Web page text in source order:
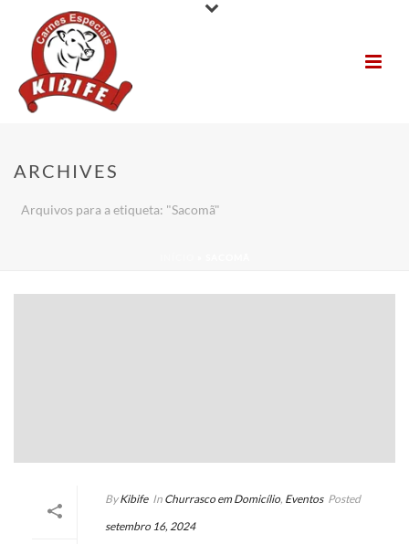
ARCHIVES
Arquivos para a etiqueta: "Sacomã"
By Kibife In Churrasco em Domicílio, Eventos Posted
setembro 16, 2024